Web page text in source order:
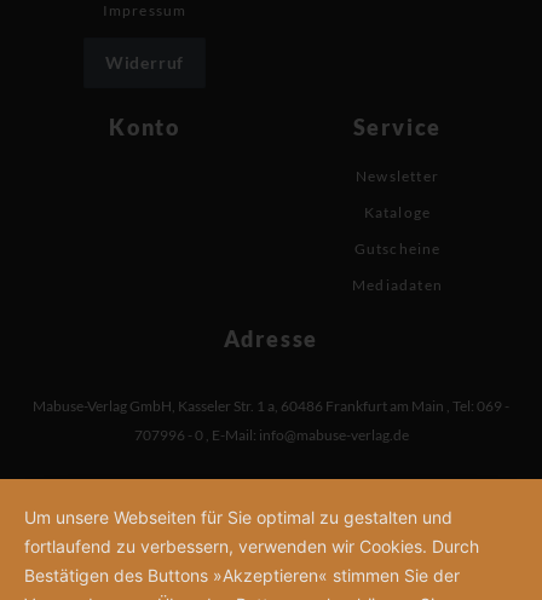
Impressum
Widerruf
Konto Service
Newsletter
Kataloge
Gutscheine
Mediadaten
Adresse
Mabuse-Verlag GmbH, Kasseler Str. 1 a, 60486 Frankfurt am Main , Tel: 069 -
707996 - 0 , E-Mail: info@mabuse-verlag.de
Um unsere Webseiten für Sie optimal zu gestalten und
fortlaufend zu verbessern, verwenden wir Cookies. Durch
Bestätigen des Buttons »Akzeptieren« stimmen Sie der